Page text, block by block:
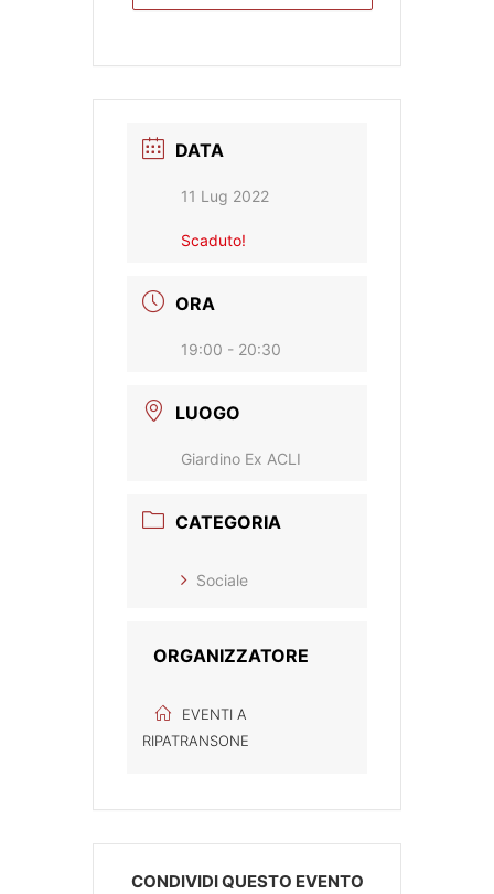
DATA
11 Lug 2022
Scaduto!
ORA
19:00 - 20:30
LUOGO
Giardino Ex ACLI
CATEGORIA
Sociale
ORGANIZZATORE
EVENTI A
RIPATRANSONE
CONDIVIDI QUESTO EVENTO